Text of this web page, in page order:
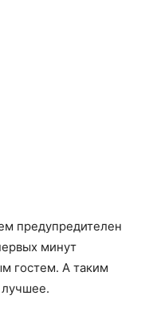
предупредителен
минут
гостем. А таким
лучшее.